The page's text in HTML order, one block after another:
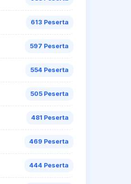
613 Peserta
597 Peserta
554 Peserta
505 Peserta
481 Peserta
469 Peserta
444 Peserta